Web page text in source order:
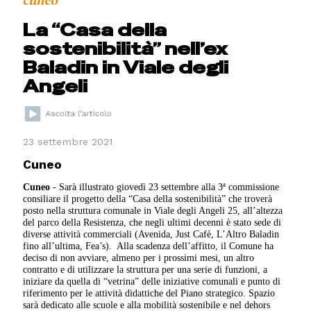
La “Casa della
sostenibilità” nell’ex
Baladin in Viale degli
Angeli
23 settembre 2021
Cuneo
Cuneo - Sarà illustrato giovedì 23 settembre alla 3ª commissione
consiliare il progetto della “Casa della sostenibilità” che troverà
posto nella struttura comunale in Viale degli Angeli 25, all’altezza
del parco della Resistenza, che negli ultimi decenni è stato sede di
diverse attività commerciali (Avenida, Just Cafè, L’Altro Baladin
fino all’ultima, Fea’s).
Alla scadenza dell’affitto, il Comune ha
deciso di non avviare, almeno per i prossimi mesi, un altro
contratto e di utilizzare la struttura per una serie di funzioni, a
iniziare da quella di “vetrina” delle iniziative comunali e punto di
riferimento per le attività didattiche del Piano strategico. Spazio
sarà dedicato alle scuole e alla mobilità sostenibile e nel dehors